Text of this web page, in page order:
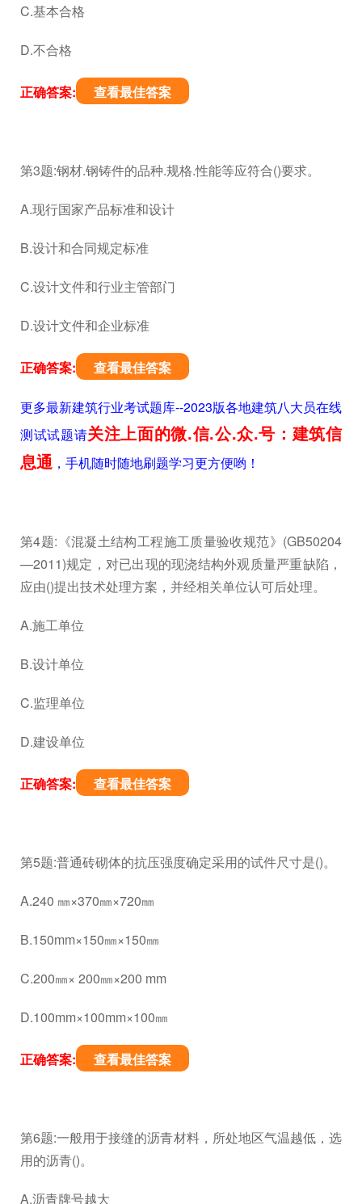
C.基本合格
D.不合格
正确答案: 查看最佳答案
第3题:钢材.钢铸件的品种.规格.性能等应符合()要求。
A.现行国家产品标准和设计
B.设计和合同规定标准
C.设计文件和行业主管部门
D.设计文件和企业标准
正确答案: 查看最佳答案
更多最新建筑行业考试题库--2023版各地建筑八大员在线
测试试题请关注上面的微.信.公.众.号：建筑信
息通，手机随时随地刷题学习更方便哟！
第4题:《混凝土结构工程施工质量验收规范》(GB50204
—2011)规定，对已出现的现浇结构外观质量严重缺陷，
应由()提出技术处理方案，并经相关单位认可后处理。
A.施工单位
B.设计单位
C.监理单位
D.建设单位
正确答案: 查看最佳答案
第5题:普通砖砌体的抗压强度确定采用的试件尺寸是()。
A.240 ㎜×370㎜×720㎜
B.150mm×150㎜×150㎜
C.200㎜× 200㎜×200 mm
D.100mm×100mm×100㎜
正确答案: 查看最佳答案
第6题:一般用于接缝的沥青材料，所处地区气温越低，选
用的沥青()。
A.沥青牌号越大